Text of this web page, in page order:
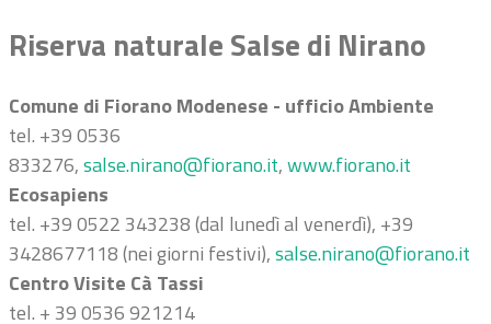
Riserva naturale Salse di Nirano
Comune di Fiorano Modenese - ufficio Ambiente
tel. +39 0536
833276,salse.nirano@fiorano.it,www.fiorano.it
Ecosapiens
tel. +39 0522 343238 (dal lunedì al venerdì), +39
3428677118 (nei giorni festivi),salse.nirano@fiorano.it
Centro Visite Cà Tassi
tel. + 39 0536 921214